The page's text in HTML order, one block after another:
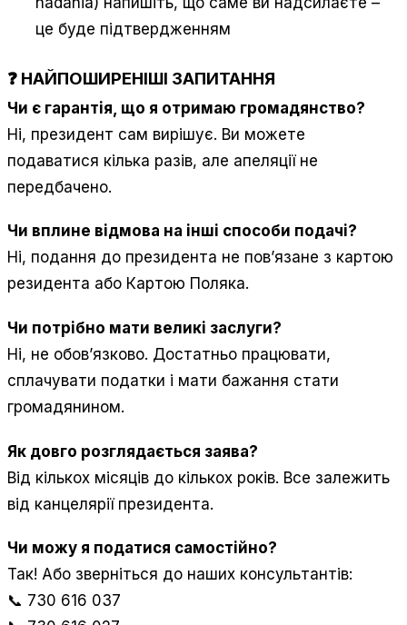
це буде підтвердженням
❓ НАЙПОШИРЕНІШІ ЗАПИТАННЯ
Чи є гарантія, що я отримаю громадянство?
Ні, президент сам вирішує. Ви можете
подаватися кілька разів, але апеляції не
передбачено.
Чи вплине відмова на інші способи подачі?
Ні, подання до президента не пов’язане з картою
резидента або Картою Поляка.
Чи потрібно мати великі заслуги?
Ні, не обов’язково. Достатньо працювати,
сплачувати податки і мати бажання стати
громадянином.
Як довго розглядається заява?
Від кількох місяців до кількох років. Все залежить
від канцелярії президента.
Чи можу я податися самостійно?
Так! Або зверніться до наших консультантів:
📞 730 616 037